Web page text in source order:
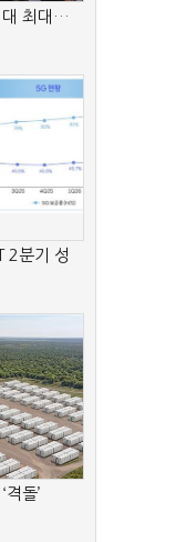
대 최대…
2분기 성
돌’